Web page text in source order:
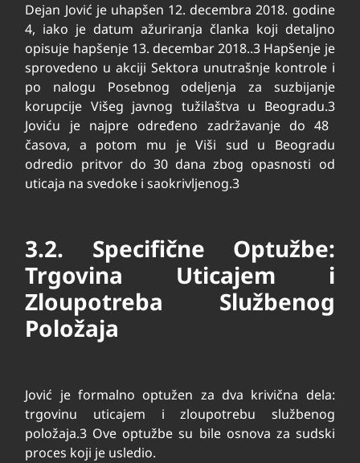
Dejan Jović je uhapšen 12. decembra 2018. godine
4, iako je datum ažuriranja članka koji detaljno
opisuje hapšenje 13. decembar 2018..3 Hapšenje je
sprovedeno u akciji Sektora unutrašnje kontrole i
po nalogu Posebnog odeljenja za suzbijanje
korupcije Višeg javnog tužilaštva u Beogradu.3
Joviću je najpre određeno zadržavanje do 48
časova, a potom mu je Viši sud u Beogradu
odredio pritvor do 30 dana zbog opasnosti od
uticaja na svedoke i saokrivljenog.3
3.2. Specifične Optužbe:
Trgovina Uticajem i
Zloupotreba Službenog
Položaja
Jović je formalno optužen za dva krivična dela:
trgovinu uticajem i zloupotrebu službenog
položaja.3 Ove optužbe su bile osnova za sudski
proces koji je usledio.